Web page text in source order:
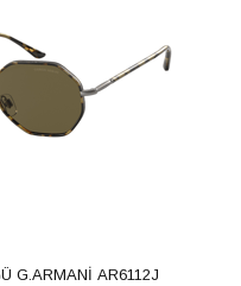
G.ARMANİ AR6112J